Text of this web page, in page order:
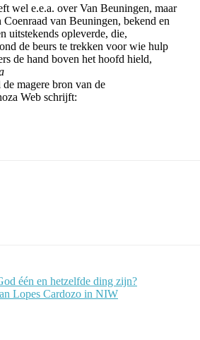
wel e.e.a. over Van Beuningen, maar
van Beuningen, bekend en
uitstekends opleverde, die,
de beurs te trekken voor wie hulp
de hand boven het hoofd hield,
magere bron van de
Web schrijft:
één en hetzelfde ding zijn?
Lopes Cardozo in NIW